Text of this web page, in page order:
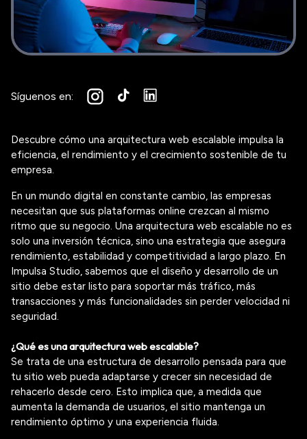
Síguenos en:
Descubre cómo una arquitectura web escalable impulsa la
eficiencia, el rendimiento y el crecimiento sostenible de tu
empresa.
En un mundo digital en constante cambio, las empresas
necesitan que sus plataformas online crezcan al mismo
ritmo que su negocio. Una arquitectura web escalable no es
solo una inversión técnica, sino una estrategia que asegura
rendimiento, estabilidad y competitividad a largo plazo. En
Impulsa Studio , sabemos que el diseño y desarrollo de un
sitio debe estar listo para soportar más tráfico, más
transacciones y más funcionalidades sin perder velocidad ni
seguridad.
¿Qué es una arquitectura web escalable?
Se trata de una estructura de desarrollo pensada para que
tu sitio web pueda adaptarse y crecer sin necesidad de
rehacerlo desde cero. Esto implica que, a medida que
aumenta la demanda de usuarios, el sitio mantenga un
rendimiento óptimo y una experiencia fluida.